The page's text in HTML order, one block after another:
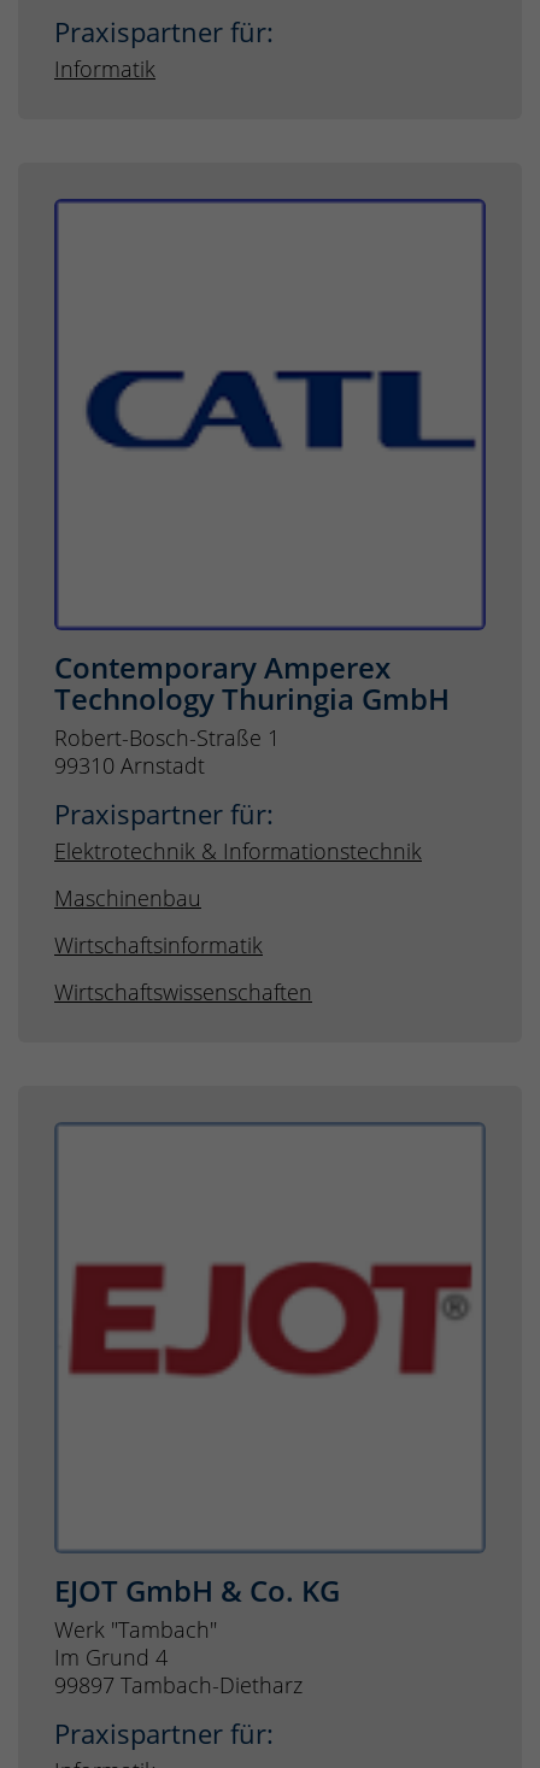
Praxispartner für:
Informatik
Contemporary Amperex
Technology Thuringia GmbH
Robert-Bosch-Straße 1
99310 Arnstadt
Praxispartner für:
Elektrotechnik & Informationstechnik
Maschinenbau
Wirtschaftsinformatik
Wirtschaftswissenschaften
EJOT GmbH & Co. KG
Werk "Tambach"
Im Grund 4
99897 Tambach-Dietharz
Praxispartner für: